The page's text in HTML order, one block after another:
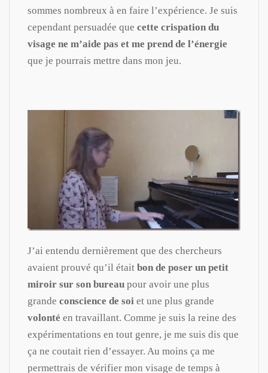
sommes nombreux à en faire l’expérience. Je suis
cependant persuadée que cette crispation du
visage ne m’aide pas et me prend de l’énergie
que je pourrais mettre dans mon jeu.
J’ai entendu dernièrement que des chercheurs
avaient prouvé qu’il était bon de poser un petit
miroir sur son bureau pour avoir une plus
grande conscience de soi et une plus grande
volonté en travaillant. Comme je suis la reine des
expérimentations en tout genre, je me suis dis que
ça ne coutait rien d’essayer. Au moins ça me
permettrais de vérifier mon visage de temps à